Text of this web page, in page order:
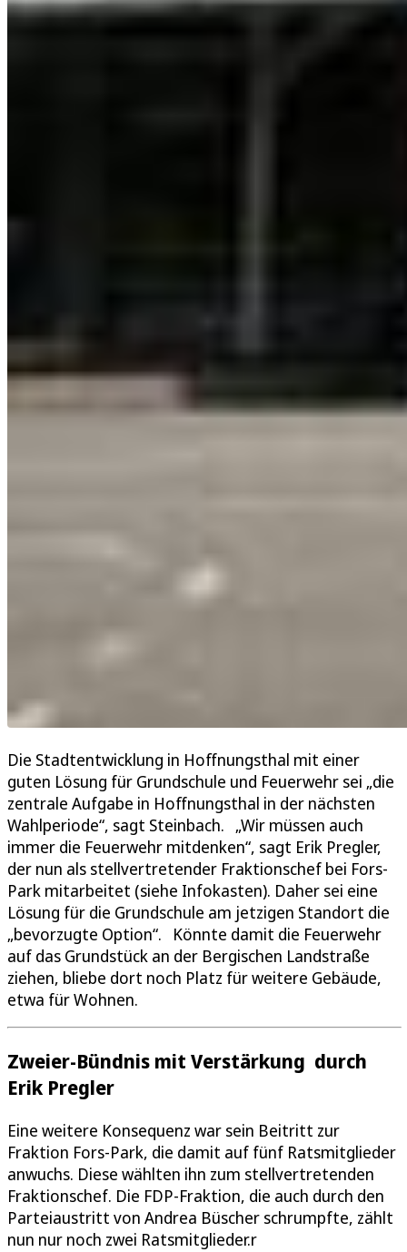
Die Stadtentwicklung in Hoffnungsthal mit einer
guten Lösung für Grundschule und Feuerwehr sei „die
zentrale Aufgabe in Hoffnungsthal in der nächsten
Wahlperiode“, sagt Steinbach. „Wir müssen auch
immer die Feuerwehr mitdenken“, sagt Erik Pregler,
der nun als stellvertretender Fraktionschef bei Fors-
Park mitarbeitet (siehe Infokasten). Daher sei eine
Lösung für die Grundschule am jetzigen Standort die
„bevorzugte Option“. Könnte damit die Feuerwehr
auf das Grundstück an der Bergischen Landstraße
ziehen, bliebe dort noch Platz für weitere Gebäude,
etwa für Wohnen.
Zweier-Bündnis mit Verstärkung durch
Erik Pregler
Eine weitere Konsequenz war sein Beitritt zur
Fraktion Fors-Park, die damit auf fünf Ratsmitglieder
anwuchs. Diese wählten ihn zum stellvertretenden
Fraktionschef. Die FDP-Fraktion, die auch durch den
Parteiaustritt von Andrea Büscher schrumpfte, zählt
nun nur noch zwei Ratsmitglieder.r